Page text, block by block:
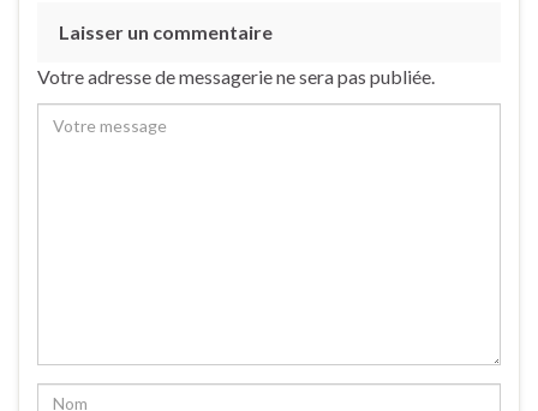
Laisser un commentaire
Votre adresse de messagerie ne sera pas publiée.